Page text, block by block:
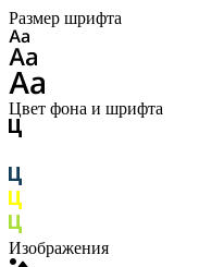
Размер шрифта
Цвет фона и шрифта
Изображения